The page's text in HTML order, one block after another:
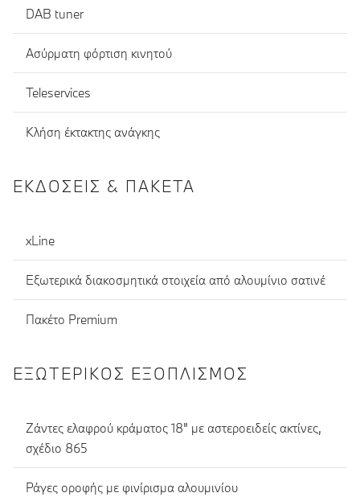
DAB tuner
Ασύρματη φόρτιση κινητού
Teleservices
Κλήση έκτακτης ανάγκης
ΕΚΔΌΣΕΙΣ & ΠΑΚΈΤΑ
xLine
Εξωτερικά διακοσμητικά στοιχεία από αλουμίνιο σατινέ
Πακέτο Premium
ΕΞΩΤΕΡΙΚΌΣ ΕΞΟΠΛΙΣΜΌΣ
Ζάντες ελαφρού κράματος 18" με αστεροειδείς ακτίνες,
σχέδιο 865
Ράγες οροφής με φινίρισμα αλουμινίου